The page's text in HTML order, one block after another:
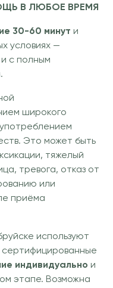
В ЛЮБОЕ ВРЕМЯ
30-60 минут и
условиях —
и с полным
широкого
Это может быть
тяжелый
тревога, отказ от
или
приёма
используют
индивидуально и
этапе. Возможна